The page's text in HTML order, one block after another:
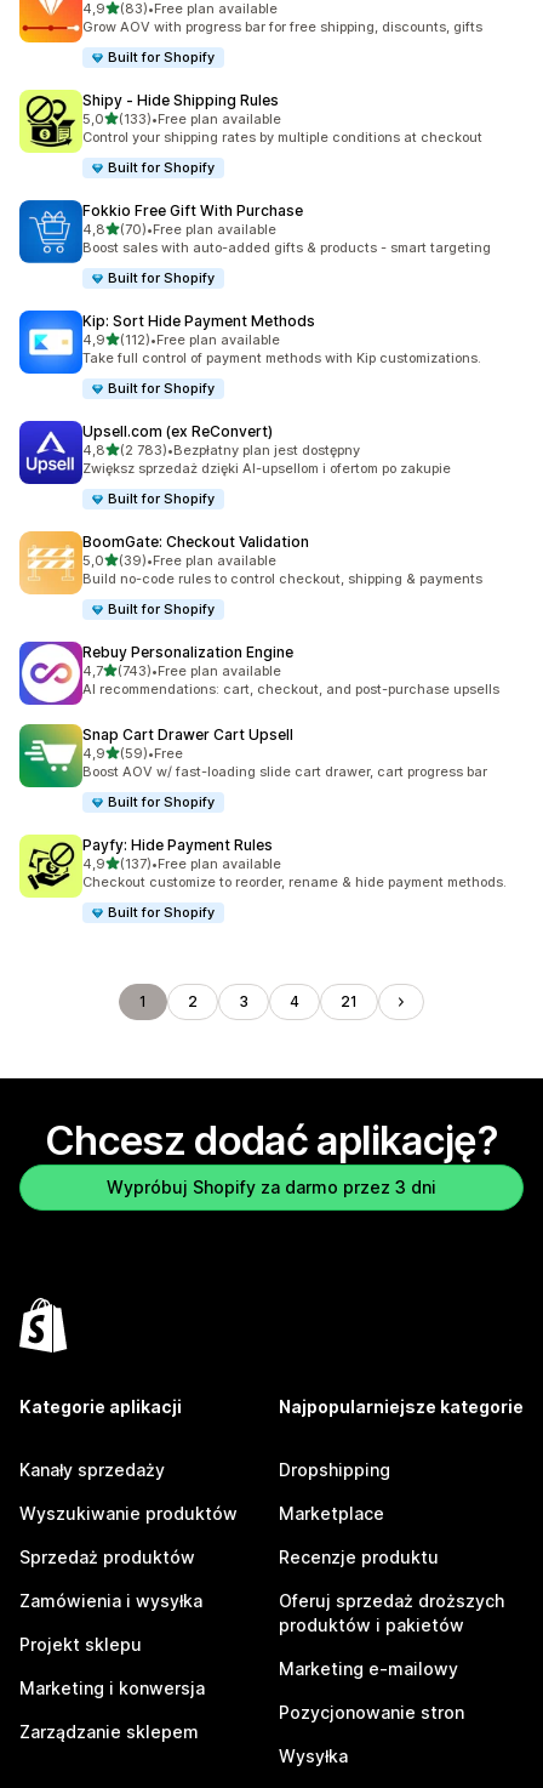
4,9na 5 gwiazdek
(83)
Łączna liczba recenzji: 83
•Free plan available
Grow AOV with progress bar for free shipping, discounts, gifts
Built for Shopify
Shipy ‑ Hide Shipping Rules
5,0na 5 gwiazdek
(133)
Łączna liczba recenzji: 133
•Free plan available
Control your shipping rates by multiple conditions at checkout
Built for Shopify
Fokkio Free Gift With Purchase
4,8na 5 gwiazdek
(70)
Łączna liczba recenzji: 70
•Free plan available
Boost sales with auto-added gifts & products - smart targeting
Built for Shopify
Kip: Sort Hide Payment Methods
4,9na 5 gwiazdek
(112)
Łączna liczba recenzji: 112
•Free plan available
Take full control of payment methods with Kip customizations.
Built for Shopify
Upsell.com (ex ReConvert)
4,8na 5 gwiazdek
(2 783)
Łączna liczba recenzji: 2783
•Bezpłatny plan jest dostępny
Zwiększ sprzedaż dzięki AI-upsellom i ofertom po zakupie
Built for Shopify
BoomGate: Checkout Validation
5,0na 5 gwiazdek
(39)
Łączna liczba recenzji: 39
•Free plan available
Build no-code rules to control checkout, shipping & payments
Built for Shopify
Rebuy Personalization Engine
4,7na 5 gwiazdek
(743)
Łączna liczba recenzji: 743
•Free plan available
AI recommendations: cart, checkout, and post-purchase upsells
Snap Cart Drawer Cart Upsell
4,9na 5 gwiazdek
(59)
Łączna liczba recenzji: 59
•Free
Boost AOV w/ fast-loading slide cart drawer, cart progress bar
Built for Shopify
Payfy: Hide Payment Rules
4,9na 5 gwiazdek
(137)
Łączna liczba recenzji: 137
•Free plan available
Checkout customize to reorder, rename & hide payment methods.
Built for Shopify
1 2 3 4 21
Chcesz dodać aplikację?
Wypróbuj Shopify za darmo przez 3 dni
Kategorie aplikacji
Kanały sprzedaży
Wyszukiwanie produktów
Sprzedaż produktów
Zamówienia i wysyłka
Projekt sklepu
Marketing i konwersja
Zarządzanie sklepem
Najpopularniejsze kategorie
Dropshipping
Marketplace
Recenzje produktu
Oferuj sprzedaż droższych
produktów i pakietów
Marketing e-mailowy
Pozycjonowanie stron
Wysyłka